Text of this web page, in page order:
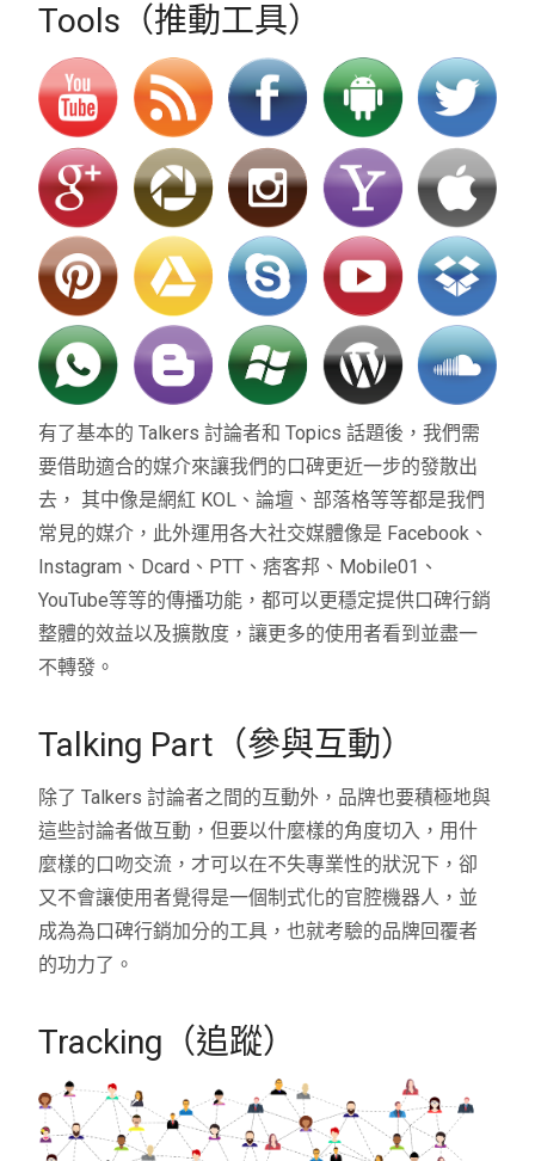
Tools（推動工具）
有了基本的 Talkers 討論者和 Topics 話題後，我們需
要借助適合的媒介來讓我們的口碑更近一步的發散出
去， 其中像是網紅 KOL、論壇、部落格等等都是我們
常見的媒介，此外運用各大社交媒體像是 Facebook、
Instagram、Dcard、PTT、痞客邦、Mobile01、
YouTube等等的傳播功能，都可以更穩定提供口碑行銷
整體的效益以及擴散度，讓更多的使用者看到並盡一
不轉發。
Talking Part（參與互動）
除了 Talkers 討論者之間的互動外，品牌也要積極地與
這些討論者做互動，但要以什麼樣的角度切入，用什
麼樣的口吻交流，才可以在不失專業性的狀況下，卻
又不會讓使用者覺得是一個制式化的官腔機器人，並
成為為口碑行銷加分的工具，也就考驗的品牌回覆者
的功力了。
Tracking（追蹤）